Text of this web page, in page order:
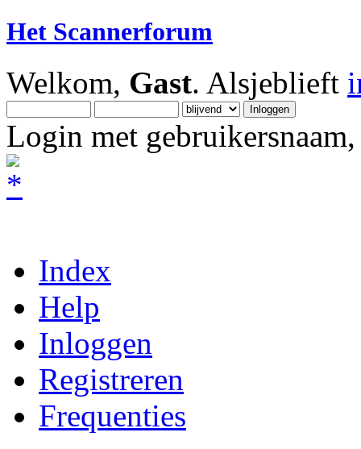
Het Scannerforum
Welkom, Gast. Alsjeblieft
Login met
Index
Help
Inloggen
Registreren
Frequenties